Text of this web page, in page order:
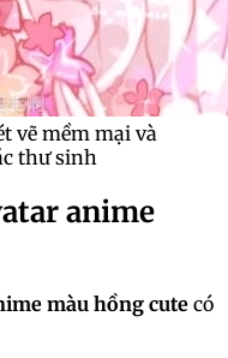
vẽ mềm mại và
thư sinh
anime
màu hồng cute có